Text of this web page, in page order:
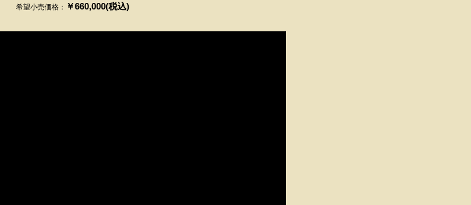
希望小売価格： ￥660,000(税込)